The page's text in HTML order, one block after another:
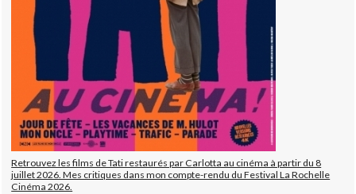
Retrouvez les films de Tati restaurés par Carlotta au cinéma à partir du 8
juillet 2026. Mes critiques dans mon compte-rendu du Festival La Rochelle
Cinéma 2026.